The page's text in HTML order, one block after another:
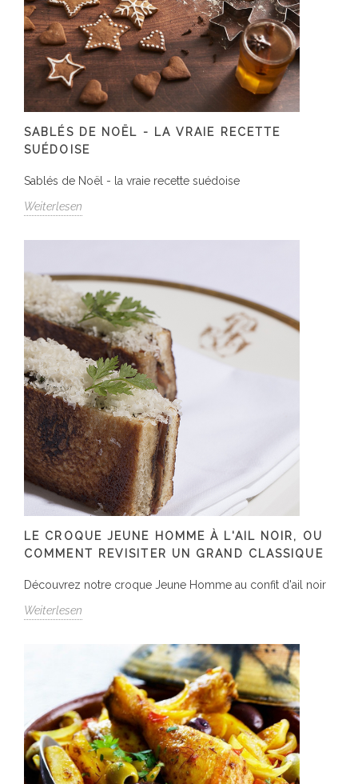
SABLÉS DE NOËL - LA VRAIE RECETTE
SUÉDOISE
Sablés de Noël - la vraie recette suédoise
Weiterlesen
LE CROQUE JEUNE HOMME À L'AIL NOIR, OU
COMMENT REVISITER UN GRAND CLASSIQUE
Découvrez notre croque Jeune Homme au confit d'ail noir
Weiterlesen